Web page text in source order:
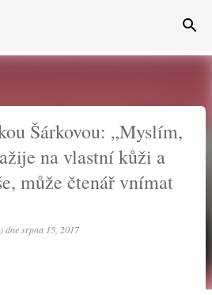
na hlavní obsah
Šárkovou: „Myslím,
na vlastní kůži a
může čtenář vnímat
dnesrpna 15, 2017